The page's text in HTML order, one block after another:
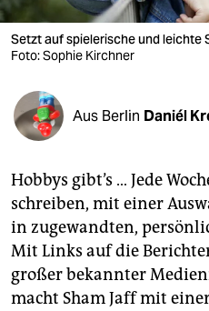
verlag
veranstaltungen
shop
fragen & hilfe
unterstützen
abo
genossenschaft
epaper login
Setzt auf spielerische und leichte
Foto: Sophie Kirchner
Aus Berlin Daniél
Hobbys gibt’s … Jede
schreiben, mit einer
in zugewandten,
Mit Links auf die
großer bekannter
macht Sham Jaff mit